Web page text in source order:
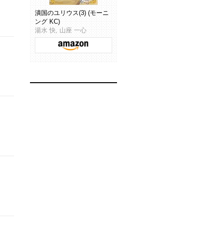
潰国のユリウス(3) (モーニ
ング KC)
湯水 快, 山座 一心